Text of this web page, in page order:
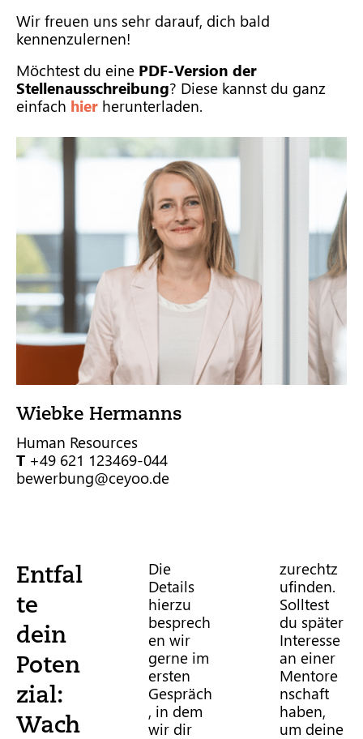
Wir freuen uns sehr darauf, dich bald
kennenzulernen!
Möchtest du eine PDF-Version der
Stellenausschreibung? Diese kannst du ganz
einfach hier herunterladen.
Wiebke Hermanns
Human Resources
T +49 621 123469-044
bewerbung@ceyoo.de
Entfal
te
dein
Poten
zial:
Wach
Die
Details
hierzu
besprech
en wir
gerne im
ersten
Gespräch
, in dem
wir dir
zurechtz
ufinden.
Solltest
du später
Interesse
an einer
Mentore
nschaft
haben,
um deine